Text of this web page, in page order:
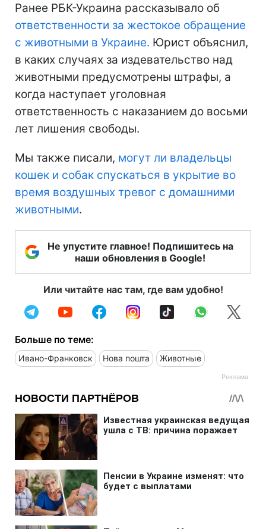
Ранее РБК-Украина рассказывало об
ответственности за жестокое обращение
с животными в Украине. Юрист объяснил,
в каких случаях за издевательство над
животными предусмотрены штрафы, а
когда наступает уголовная
ответственность с наказанием до восьми
лет лишения свободы.
Мы также писали, могут ли владельцы
кошек и собак спускаться в укрытие во
время воздушных тревог с домашними
животными.
Не упустите главное! Подпишитесь на
наши обновления в Google!
Или читайте нас там, где вам удобно!
Больше по теме:
Ивано-Франковск Нова пошта Животные